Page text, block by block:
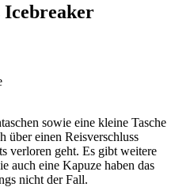
Icebreaker
sowie eine kleine Tasche
über einen Reisverschluss
verloren geht. Es gibt weitere
auch eine Kapuze haben das
nicht der Fall.